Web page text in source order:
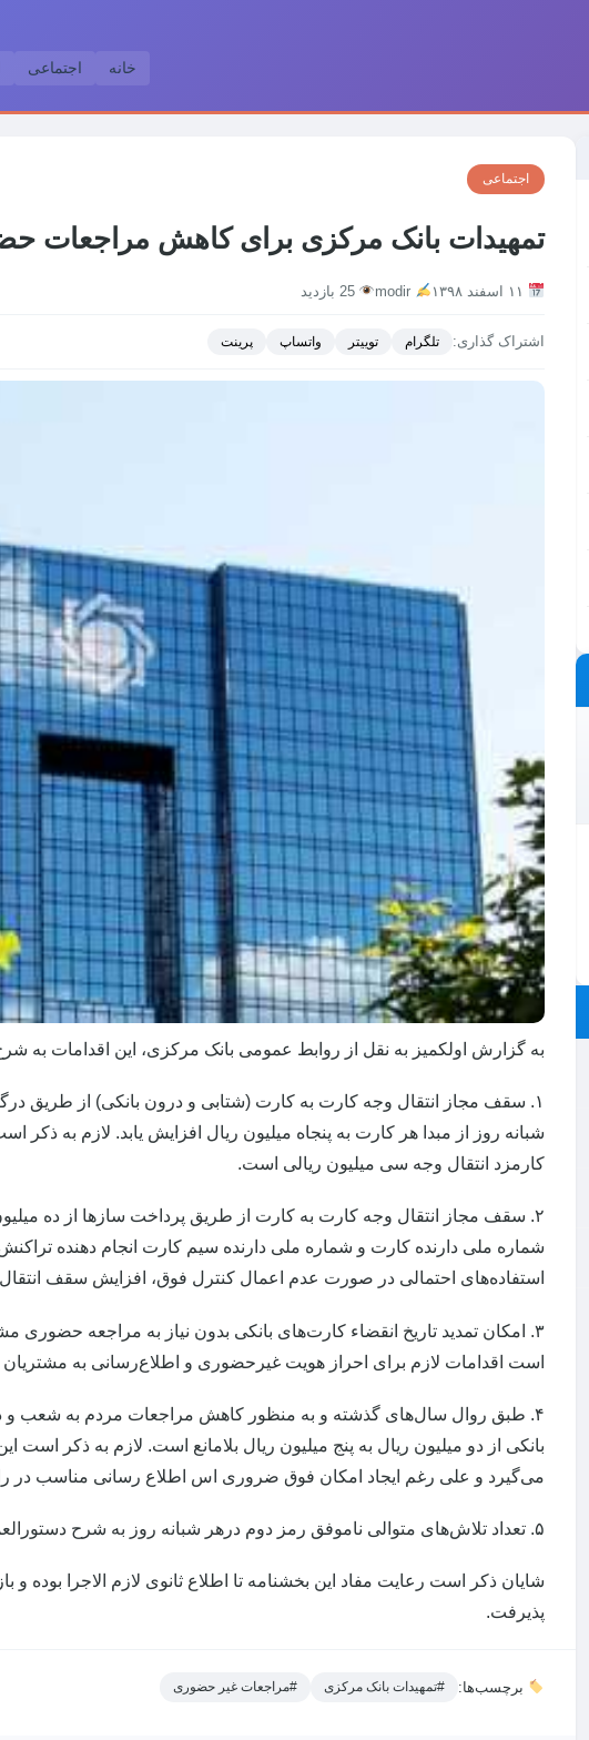
خانه اجتماعی
اجتماعی
تمهیدات بانک مرکزی برای کاهش مراجعات
25 بازدید
اشتراک گذاری: تلگرام توییتر واتساپ پرینت
به گزارش اولکمیز به نقل از روابط عمومی بانک مرکزی، این اقدامات به
۱. سقف مجاز انتقال وجه کارت به کارت (شتابی و درون بانکی) از طریق
شبانه‌ روز از مبدا هر کارت به پنجاه میلیون ریال افزایش یابد. لازم به ذکر
کارمزد انتقال وجه سی میلیون ریالی است.
۲. سقف مجاز انتقال وجه کارت به کارت از طریق پرداخت سازها از ده
شماره ملی دارنده کارت و شماره ملی دارنده سیم کارت انجام دهنده
استفاده‌های احتمالی در صورت عدم اعمال کنترل فوق، افزایش سقف
۳. امکان تمدید تاریخ انقضاء کارت‌های بانکی بدون نیاز به مراجعه
است اقدامات لازم برای احراز هویت غیرحضوری و اطلاع‌رسانی به
۴. طبق روال سال‌های گذشته و به منظور کاهش مراجعات مردم به شعب و
بانکی از دو میلیون ریال به پنج میلیون ریال بلامانع است. لازم به ذکر
می‌گیرد و علی رغم ایجاد امکان فوق ضروری اس اطلاع رسانی مناسب در
۵. تعداد تلاش‌های متوالی ناموفق رمز دوم درهر شبانه روز به شرح دستورالعمل پیوست به پنج بار افزایش یابد.
شایان ذکر است رعایت مفاد این بخشنامه تا اطلاع ثانوی لازم الاجرا بوده
پذیرفت.
برچسب‌ها: #تمهیدات بانک مرکزی #مراجعات غیر حضوری